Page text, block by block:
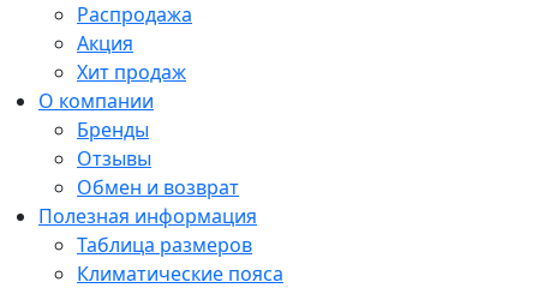
Распродажа
Акция
Хит продаж
О компании
Бренды
Отзывы
Обмен и возврат
Полезная информация
Таблица размеров
Климатические пояса